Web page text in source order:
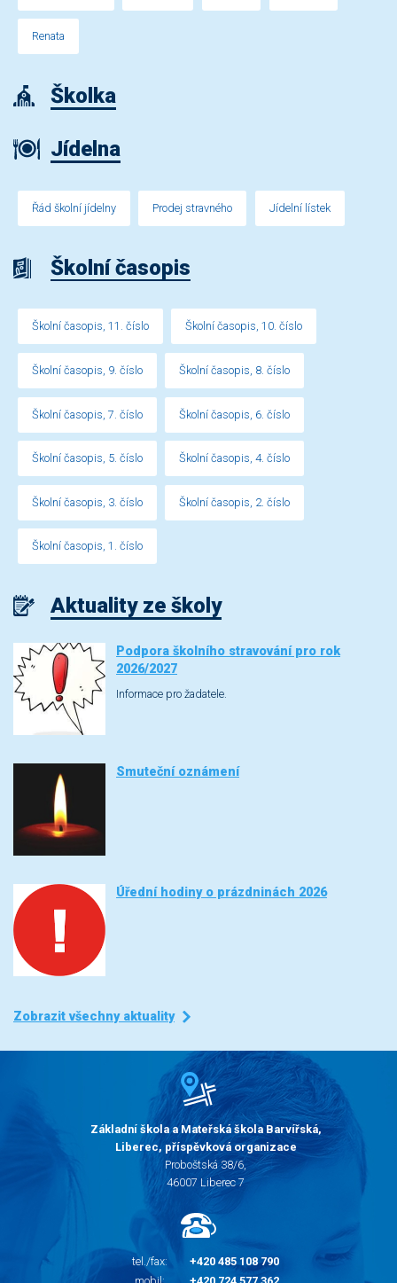
Renata
Školka
Jídelna
Řád školní jídelny Prodej stravného Jídelní lístek
Školní časopis
Školní časopis, 11. číslo Školní časopis, 10. číslo
Školní časopis, 9. číslo Školní časopis, 8. číslo
Školní časopis, 7. číslo Školní časopis, 6. číslo
Školní časopis, 5. číslo Školní časopis, 4. číslo
Školní časopis, 3. číslo Školní časopis, 2. číslo
Školní časopis, 1. číslo
Aktuality ze školy
Podpora školního stravování pro rok
2026/2027
Informace pro žadatele.
Smuteční oznámení
Úřední hodiny o prázdninách 2026
Zobrazit všechny aktuality
Základní škola a Mateřská škola Barvířská,
Liberec, příspěvková organizace
Proboštská 38/6,
46007 Liberec 7
tel./fax:
+420 485 108 790